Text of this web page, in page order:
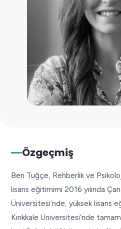
Özgeçmiş
Ben Tuğçe, Rehberlik ve
lisans eğitimimi 2016 yılında
Üniversitesi’nde, yüksek lisans
Kırıkkale Üniversitesi’nde